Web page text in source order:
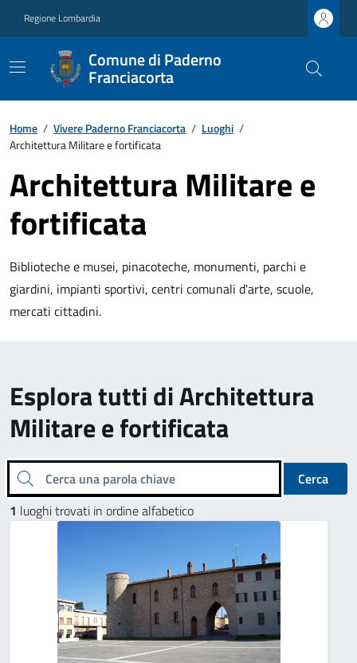
Regione Lombardia
Comune di Paderno
Franciacorta
Home / Vivere Paderno Franciacorta / Luoghi /
Architettura Militare e fortificata
Architettura Militare e
fortificata
Biblioteche e musei, pinacoteche, monumenti, parchi e
giardini, impianti sportivi, centri comunali d'arte, scuole,
mercati cittadini.
Esplora tutti di Architettura
Militare e fortificata
Cerca una parola chiave
Cerca
1 luoghi trovati in ordine alfabetico